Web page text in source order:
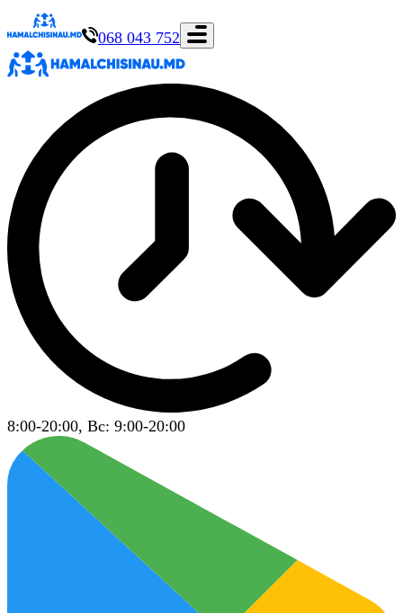
068 043 752
8:00-20:00, Вс: 9:00-20:00